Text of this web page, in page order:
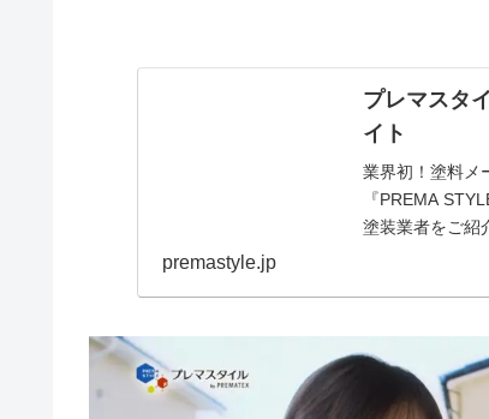
プレマスタ
イト
業界初！塗料メ
『PREMA
塗装業者をご紹
premastyle.jp